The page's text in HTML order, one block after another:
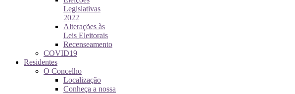
Legislativas
2022
Alterações às
Leis Eleitorais
Recenseamento
COVID19
Residentes
O Concelho
Localização
Conheça a nossa